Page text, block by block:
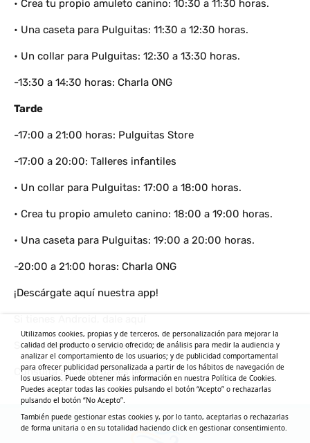
• Crea tu propio amuleto canino: 10:30 a 11:30 horas.
• Una caseta para Pulguitas: 11:30 a 12:30 horas.
• Un collar para Pulguitas: 12:30 a 13:30 horas.
-13:30 a 14:30 horas: Charla ONG
Tarde
-17:00 a 21:00 horas: Pulguitas Store
-17:00 a 20:00: Talleres infantiles
• Un collar para Pulguitas: 17:00 a 18:00 horas.
• Crea tu propio amuleto canino: 18:00 a 19:00 horas.
• Una caseta para Pulguitas: 19:00 a 20:00 horas.
-20:00 a 21:00 horas: Charla ONG
¡Descárgate aquí nuestra app!
Si eres de Apple, este es tulink.
Consulta aquílas bases legales.
Utilizamos cookies, propias y de terceros, de personalización para mejorar la
calidad del producto o servicio ofrecido; de análisis para medir la audiencia y
analizar el comportamiento de los usuarios; y de publicidad comportamental
para ofrecer publicidad personalizada a partir de los hábitos de navegación de
los usuarios. Puede obtener más información en nuestra Política de Cookies.
Puedes aceptar todas las cookies pulsando el botón “Acepto” o rechazarlas
pulsando el botón “No Acepto”.
También puede gestionar estas cookies y, por lo tanto, aceptarlas o rechazarlas
de forma unitaria o en su totalidad haciendo click en gestionar consentimiento.